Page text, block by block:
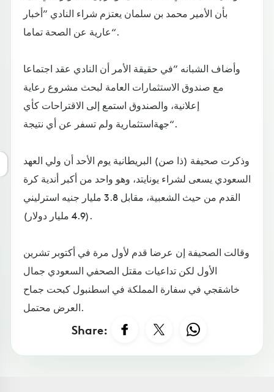
بأن الأمير محمد بن سلمان يعتزم شراء النادي ”أخبار
عارية عن الصحة تماما“.
وأضاف الشبانه ”في حقيقة الأمر أن النادي عقد اجتماعا
مع صندوق الاستثمارات العامة لبحث مشروع رعاية
إعلانية، والصندوق استمع إلى الاقتراحات كأي
جهةاستثمارية ولم تسفر عن أي نتيجة“.
وذكرت صحيفة (ذا صن) البريطانية يوم الأحد أن ولي العهد
السعودي يسعى لشراء يونايتد، وهو واحد من أكبر أندية كرة
القدم من حيث الشعبية، مقابل 3.8 مليار جنيه استرليني
(4.9 مليار دولار).
وقالت الصحيفة إن عرضا قدم لأول مرة في أكتوبر تشرين
الأول لكن تداعيات مقتل الصحفي السعودي جمال
خاشقجي في سفارة المملكة في اسطنبول كبحت جماح
العرض محتمل.
Share: